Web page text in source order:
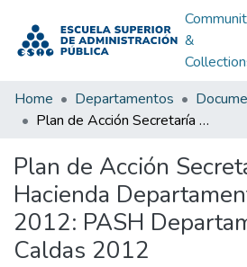
&
Home Departamentos
Plan de Acción Secretaría de Hacienda Departamento de Caldas 2012: PASH Departamento de Caldas 2012
Plan de Acción
Hacienda
2012: PASH
Caldas 2012